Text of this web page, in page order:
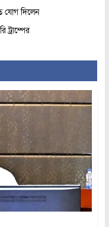
যোগ দিলেন
ট্রাম্পের